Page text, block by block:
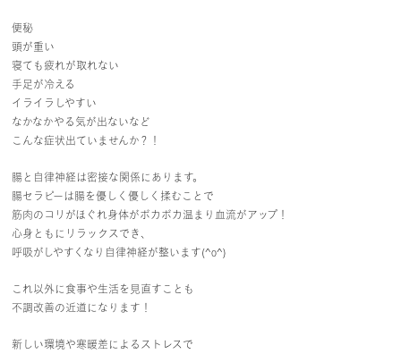
便秘
頭が重い
寝ても疲れが取れない
手足が冷える
イライラしやすい
なかなかやる気が出ないなど
こんな症状出ていませんか？！
腸と自律神経は密接な関係にあります。
腸セラピーは腸を優しく優しく揉むことで
筋肉のコリがほぐれ身体がポカポカ温まり血流がアップ！
心身ともにリラックスでき、
呼吸がしやすくなり自律神経が整います(^o^)
これ以外に食事や生活を見直すことも
不調改善の近道になります！
新しい環境や寒暖差によるストレスで